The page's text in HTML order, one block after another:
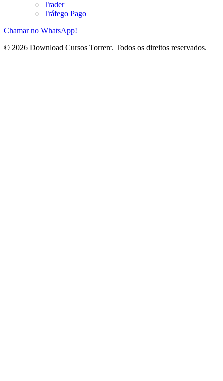
Trader
Tráfego Pago
Chamar no WhatsApp!
© 2026 Download Cursos Torrent. Todos os direitos reservados.